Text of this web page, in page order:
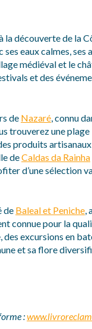
la découverte de la
eaux calmes, ses
médiéval et le
et des
de Nazaré , connu
trouverez une plage
produits
deCaldas da Rainha
d’une sélection
de Baleal et Peniche,
connue pour la
excursions en
et sa flore
: